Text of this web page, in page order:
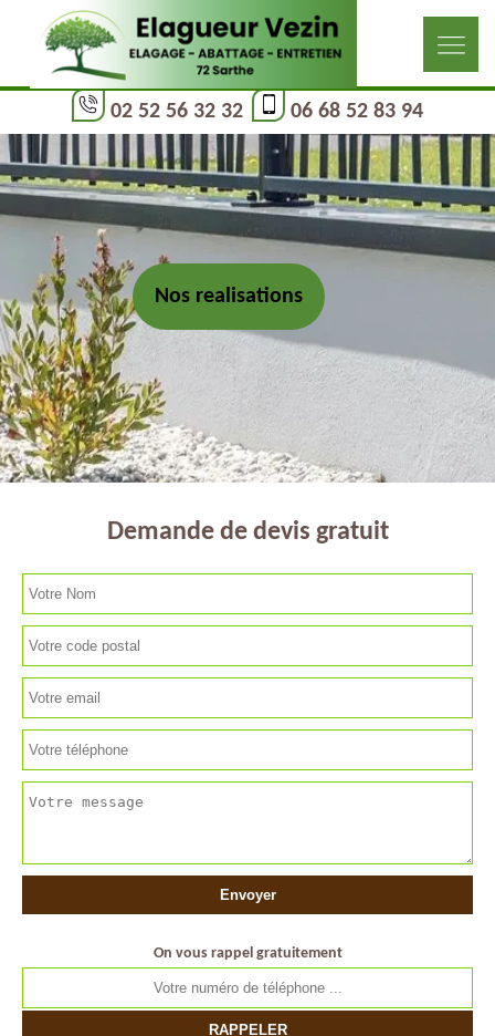
02 52 56 32 32 06 68 52 83 94
Nos realisations
Demande de devis gratuit
On vous rappel gratuitement